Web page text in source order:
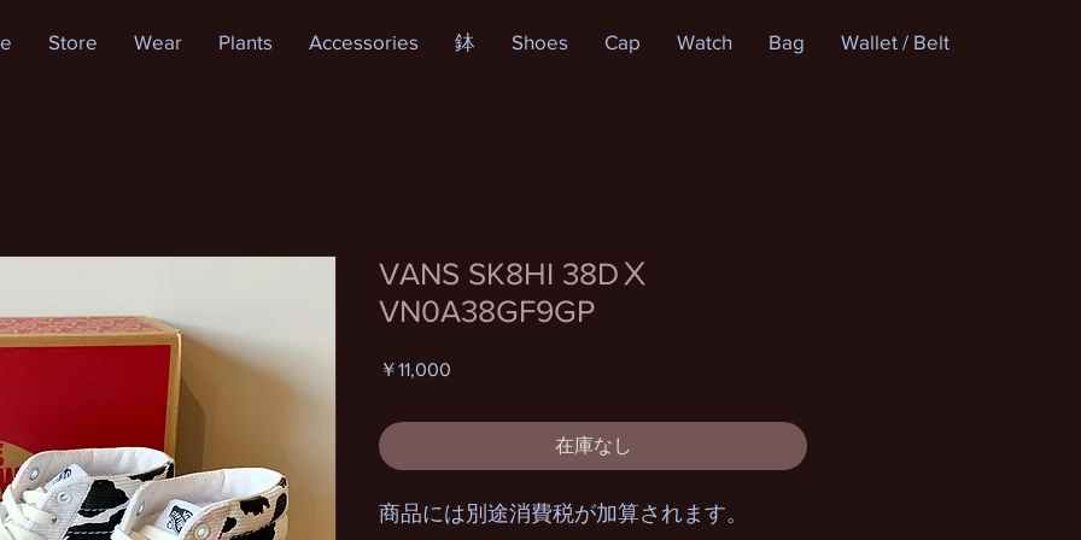
Store Wear Plants Accessories 鉢 Shoes Cap Watch Bag Wallet / Belt
VANS SK8HI 38DⅩ
VN0A38GF9GP
￥11,000
在庫なし
商品には別途消費税が加算されます。